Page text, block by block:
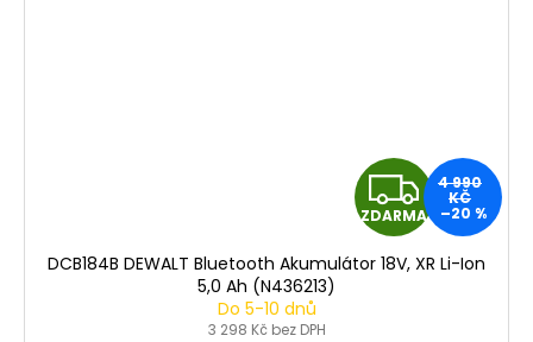
Z
D
ZDARMA
4 990
KČ
–20 %
DCB184B DEWALT Bluetooth Akumulátor 18V, XR Li-Ion
5,0 Ah (N436213)
Do 5-10 dnů
3 298 Kč bez DPH